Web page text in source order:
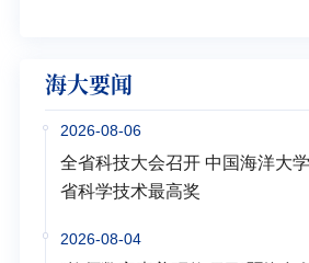
海大要闻
2026-08-06
全省科技大会召开 中国海洋大
省科学技术最高奖
2026-08-04